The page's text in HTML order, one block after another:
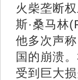
火柴垄断
斯·桑马林
他多次声
国的崩溃
受到巨大